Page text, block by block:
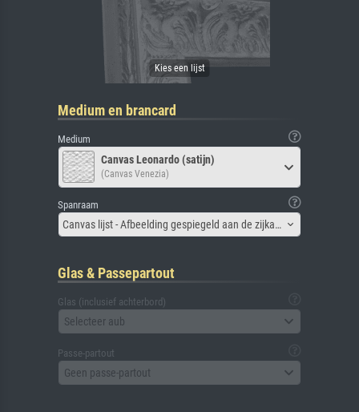
Medium en brancard
Medium
Canvas Leonardo (satijn)
(Canvas Venezia)
Spanraam
Canvas lijst - Afbeelding gespiegeld aan de zijkant
Glas & Passepartout
Glas (inclusief achterbord)
Selecteer aub
Passe-partout
Geen passe-partout